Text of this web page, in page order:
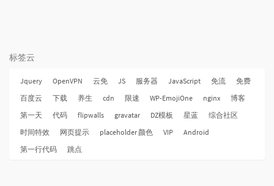
标签云
Jquery OpenVPN 云免 JS 服务器 JavaScript 免流
免费
百度云
下载 养生 cdn 限速 WP-EmojiOne nginx
博客
第一天
代码 flipwalls gravatar DZ模板 星蓝
综合社区
时间特效
网页提示 placeholder 颜色 VIP
Android
第一行代码
跳点